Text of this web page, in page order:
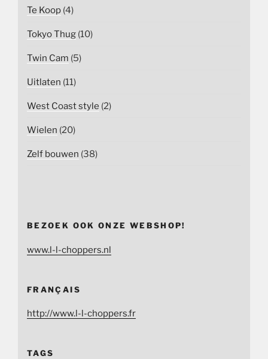
Te Koop (4)
Tokyo Thug (10)
Twin Cam (5)
Uitlaten (11)
West Coast style (2)
Wielen (20)
Zelf bouwen (38)
BEZOEK OOK ONZE WEBSHOP!
www.l-l-choppers.nl
FRANÇAIS
http://www.l-l-choppers.fr
TAGS